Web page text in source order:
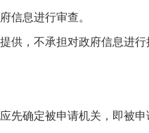
信息进行审查。
供，不承担对政府信息进
先确定被申请机关，即被